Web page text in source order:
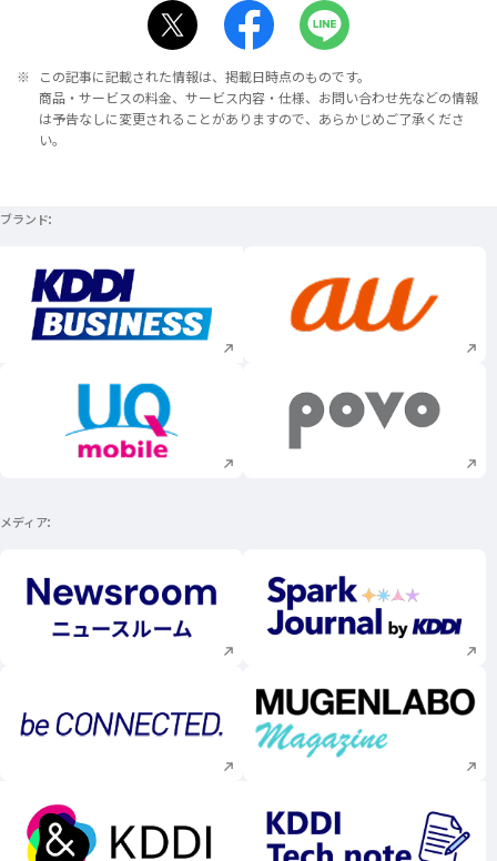
※
この記事に記載された情報は、掲載日時点のものです。
商品・サービスの料金、サービス内容・仕様、お問い合わせ先などの情報
は予告なしに変更されることがありますので、あらかじめご了承くださ
い。
ブランド
新規ウィンドウで開く 新規ウィンドウで
新規ウィンドウで開く 新規ウィンドウで
メディア
新規ウィンドウで開く 新規ウィンドウで
新規ウィンドウで開く 新規ウィンドウで
新規ウィンドウで開く 新規ウィンドウで